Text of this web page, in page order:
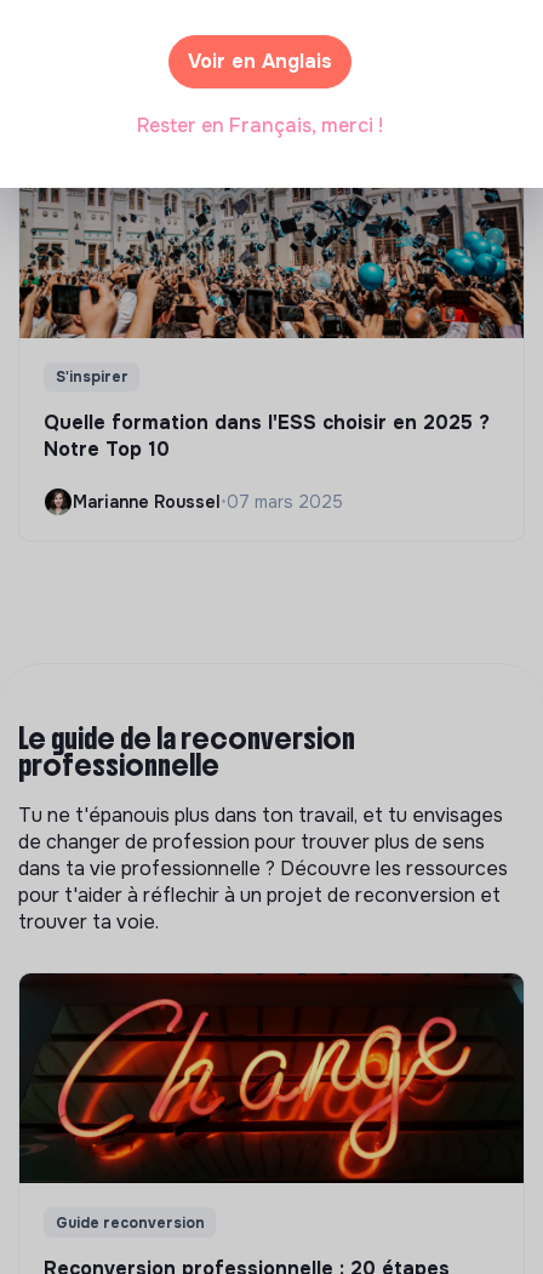
Marianne Roussel•21 janvier 2025
S'inspirer
Quelle formation dans l'ESS choisir en 2025 ?
Notre Top 10
Marianne Roussel•07 mars 2025
Le guide de la reconversion
professionnelle
Tu ne t'épanouis plus dans ton travail, et tu envisages
de changer de profession pour trouver plus de sens
dans ta vie professionnelle ? Découvre les ressources
pour t'aider à réflechir à un projet de reconversion et
trouver ta voie.
Guide reconversion
Reconversion professionnelle : 20 étapes
Voir en Anglais
Rester en Français, merci !